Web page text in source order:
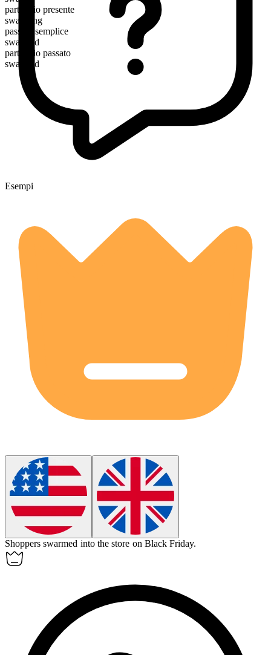
participio presente
swarming
passato semplice
swarmed
participio passato
swarmed
Esempi
Shoppersswarmed into the store on Black Friday.